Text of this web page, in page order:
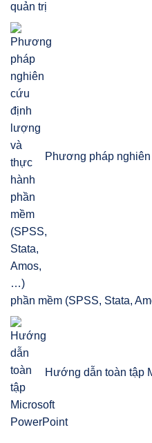
quản trị
Phương pháp
phần mềm (SPSS, Stata,
Hướng dẫn toàn tập